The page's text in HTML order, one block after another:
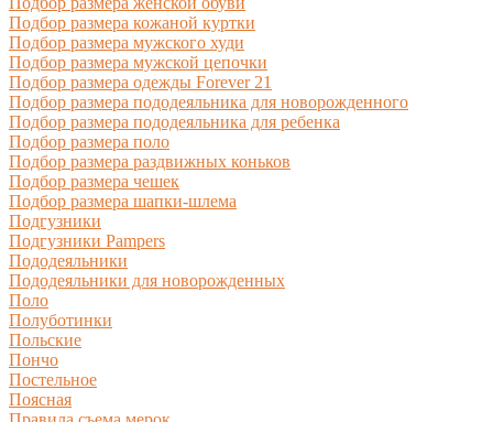
Подбор размера кожаной куртки
Подбор размера мужского худи
Подбор размера мужской цепочки
Подбор размера одежды Forever 21
Подбор размера пододеяльника для новорожденного
Подбор размера пододеяльника для ребенка
Подбор размера поло
Подбор размера раздвижных коньков
Подбор размера чешек
Подбор размера шапки-шлема
Подгузники
Подгузники Pampers
Пододеяльники
Пододеяльники для новорожденных
Поло
Полуботинки
Польские
Пончо
Постельное
Поясная